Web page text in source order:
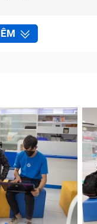
3490
lý với thiết kế
Dell Vostro 3490
phím laptop
laptop Dell
laptop gặp khá
các tổ hợp phím